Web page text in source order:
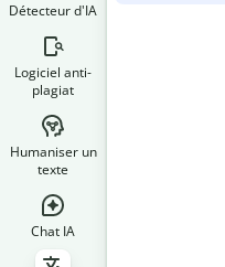
Détecteur d'IA
Logiciel anti-
plagiat
Humaniser un
texte
Chat IA